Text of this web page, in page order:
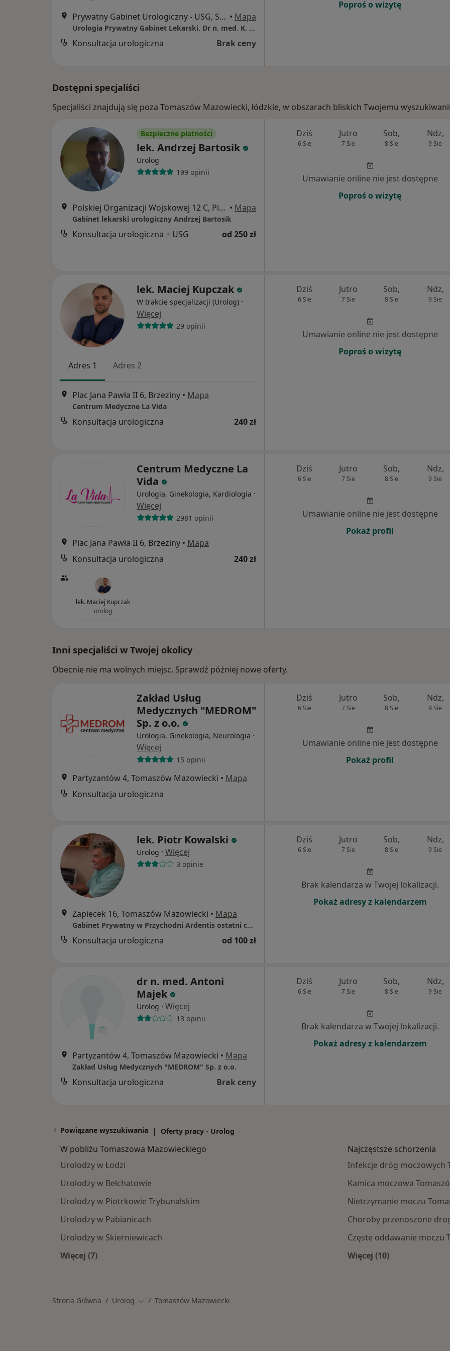
Prywatny Gabinet Urologiczny - USG, Smugowa 1/17, Tomaszów Mazowiecki • Mapa
Urologia Prywatny Gabinet Lekarski. Dr n. med. K. Dąbrowski
Konsultacja urologiczna Brak ceny
Poproś o wizytę
Dostępni specjaliści
Specjaliści znajdują się poza Tomaszów Mazowiecki, łódzkie, w obszarach bliskich Twojemu
Bezpieczne płatności
lek. Andrzej Bartosik
Urolog
199 opinii
Polskiej Organizacji Wojskowej 12 C, Piotrków Trybunalski • Mapa
Gabinet lekarski urologiczny Andrzej Bartosik
Konsultacja urologiczna + USG od 250 zł
Dziś
6 Sie
Jutro
7 Sie
Sob,
8 Sie
Ndz,
9 Sie
Umawianie online nie jest dostępne
Poproś o wizytę
lek. Maciej Kupczak
W trakcie specjalizacji (Urolog) ·
Więcej
29 opinii
Adres 1 Adres 2
Plac Jana Pawła II 6, Brzeziny • Mapa
Centrum Medyczne La Vida
Konsultacja urologiczna 240 zł
Dziś
6 Sie
Jutro
7 Sie
Sob,
8 Sie
Ndz,
9 Sie
Umawianie online nie jest dostępne
Poproś o wizytę
Centrum Medyczne La
Vida
Urologia, Ginekologia, Kardiologia ·
Więcej
2981 opinii
Plac Jana Pawła II 6, Brzeziny • Mapa
Konsultacja urologiczna
240 zł
lek. Maciej Kupczak
urolog
Dziś
6 Sie
Jutro
7 Sie
Sob,
8 Sie
Ndz,
9 Sie
Umawianie online nie jest dostępne
Pokaż profil
Inni specjaliści w Twojej okolicy
Obecnie nie ma wolnych miejsc. Sprawdź później nowe oferty.
Zakład Usług
Medycznych "MEDROM"
Sp. z o.o.
Urologia, Ginekologia, Neurologia ·
Więcej
15 opinii
Partyzantów 4, Tomaszów Mazowiecki • Mapa
Konsultacja urologiczna
Dziś
6 Sie
Jutro
7 Sie
Sob,
8 Sie
Ndz,
9 Sie
Umawianie online nie jest dostępne
Pokaż profil
lek. Piotr Kowalski
Urolog · Więcej
3 opinie
Zapiecek 16, Tomaszów Mazowiecki • Mapa
Gabinet Prywatny w Przychodni Ardentis ostatni czwartek każdego miesiąca 15.00-17.00
Konsultacja urologiczna od 100 zł
Dziś
6 Sie
Jutro
7 Sie
Sob,
8 Sie
Ndz,
9 Sie
Brak kalendarza w Twojej lokalizacji.
Pokaż adresy z kalendarzem
dr n. med. Antoni
Majek
Urolog · Więcej
13 opinii
Partyzantów 4, Tomaszów Mazowiecki • Mapa
Zakład Usług Medycznych "MEDROM" Sp. z o.o.
Konsultacja urologiczna Brak ceny
Dziś
6 Sie
Jutro
7 Sie
Sob,
8 Sie
Ndz,
9 Sie
Brak kalendarza w Twojej lokalizacji.
Pokaż adresy z kalendarzem
Powiązane wyszukiwania | Oferty pracy - Urolog
W pobliżu Tomaszowa Mazowieckiego
Urolodzy w Łodzi
Urolodzy w Bełchatowie
Urolodzy w Piotrkowie Trybunalskim
Urolodzy w Pabianicach
Urolodzy w Skierniewicach
Więcej (7)
Najczęstsze schorzenia
Infekcje dróg moczowych
Kamica moczowa
Nietrzymanie moczu
Choroby przenoszone
Częste oddawanie moczu
Więcej (10)
Strona Główna Urolog Zmień miasto
Tomaszów Mazowiecki